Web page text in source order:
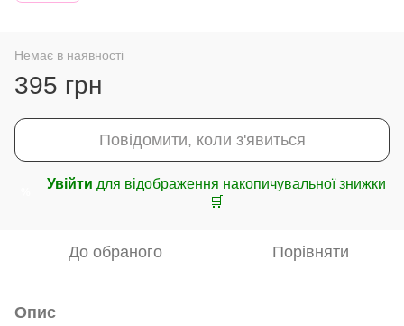
Немає в наявності
395 грн
Повідомити, коли з'явиться
Увійти для відображення накопичувальної знижки
🛒
До обраного Порівняти
Опис